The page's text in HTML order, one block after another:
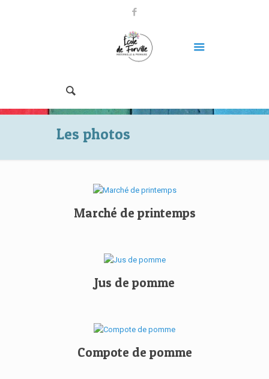
Les photos
Marché de printemps
Jus de pomme
Compote de pomme